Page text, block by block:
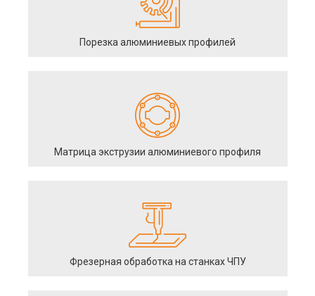
Порезка алюминиевых профилей
Матрица экструзии алюминиевого профиля
Фрезерная обработка на станках ЧПУ